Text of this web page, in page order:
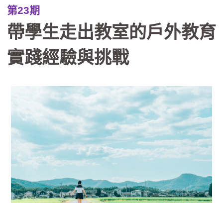
戰，包括：缺乏系統化的課程設計、缺
少以學生為主體的思考，以及評量機制
有待強化等困境。本文試圖運用「優質
學校戶外教育課程的層級架構」，從理
出優化課程的整全思考；並進一步探討
戶外教育與PBL、SEL及SDL等新興議
題和學習模式整合發展的可能，成為實
踐素養導向教學的關鍵途徑。
第23期
帶學生走出教室的戶外教育
實踐經驗與挑戰